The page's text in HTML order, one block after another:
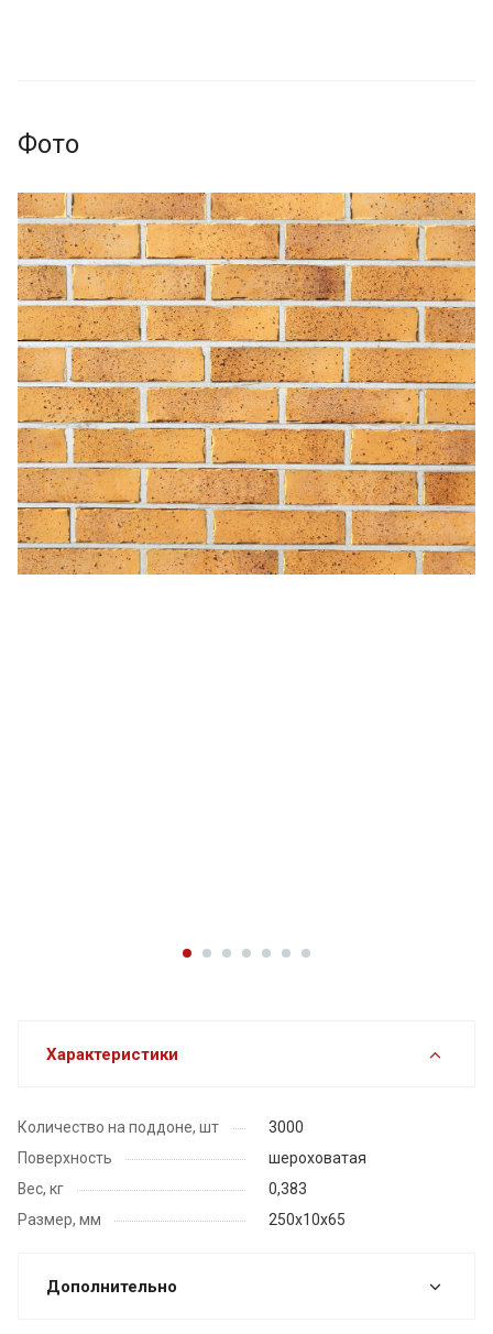
Фото
Характеристики
Количество на поддоне, шт
3000
Поверхность
шероховатая
Вес, кг
0,383
Размер, мм
250x10x65
Дополнительно